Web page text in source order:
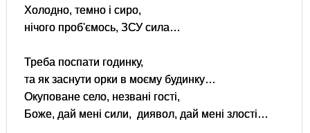
Холодно, темно і сиро,
нічого проб'ємось, ЗСУ сила…
Треба поспати годинку,
та як заснути орки в моєму будинку…
Окуповане село, незвані гості,
Боже, дай мені сили, диявол, дай мені злості…